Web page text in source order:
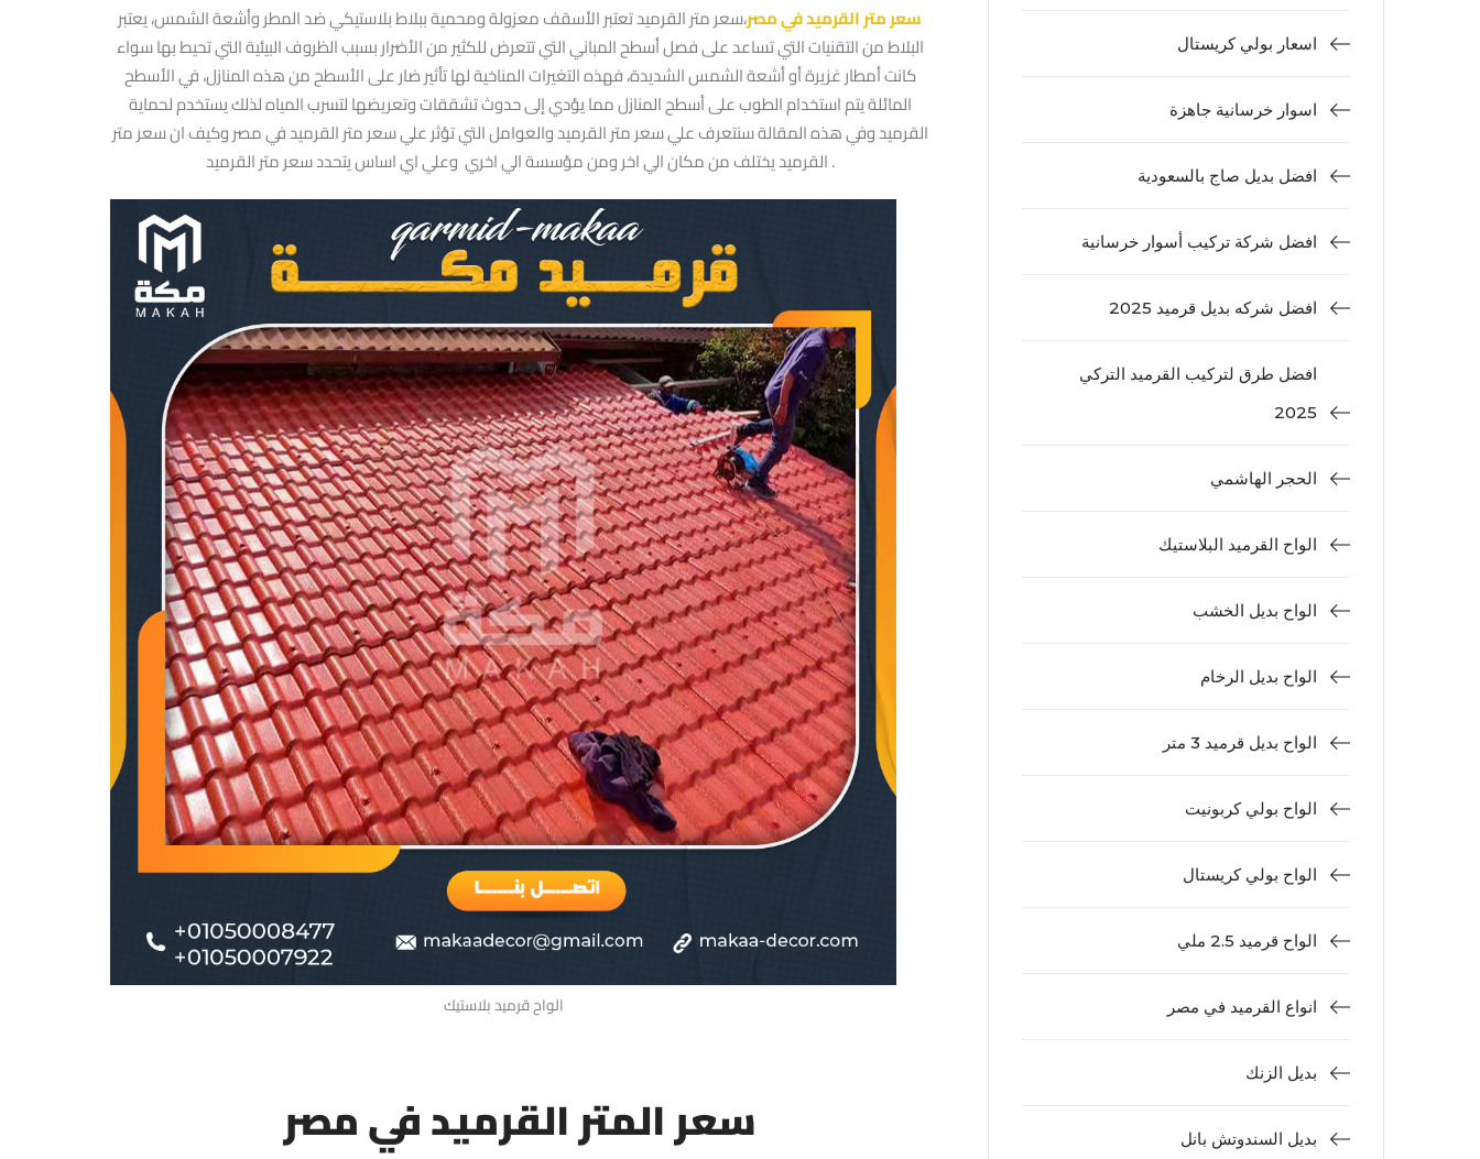
سعر متر القرميد في مصر،سعر متر القرميد تعتبر الأسقف معزولة ومحمية ببلاط بلاستيكي ضد المطر وأشعة الشمس، يعتبر
البلاط من التقنيات التي تساعد على فصل أسطح المباني التي تتعرض للكثير من الأضرار بسبب الظروف البيئية التي تحيط بها سواء
كانت أمطار غزيرة أو أشعة الشمس الشديدة، فهذه التغيرات المناخية لها تأثير ضار على الأسطح من هذه المنازل، في الأسطح
المائلة يتم استخدام الطوب على أسطح المنازل مما يؤدي إلى حدوث تشققات وتعريضها لتسرب المياه لذلك يستخدم لحماية
القرميد وفي هذه المقالة سنتعرف علي سعر متر القرميد والعوامل التي تؤثر علي سعر متر القرميد في مصر وكيف ان سعر متر
القرميد يختلف من مكان الي اخر ومن مؤسسة الي اخري وعلي اي اساس يتحدد سعر متر القرميد .
الواح قرميد بلاستيك
سعر المتر القرميد في مصر
اسعار بولي كريستال
اسوار خرسانية جاهزة
افضل بديل صاج بالسعودية
افضل شركة تركيب أسوار خرسانية
افضل شركه بديل قرميد 2025
افضل طرق لتركيب القرميد التركي
2025
الحجر الهاشمي
الواح القرميد البلاستيك
الواح بديل الخشب
الواح بديل الرخام
الواح بديل قرميد 3 متر
الواح بولي كربونيت
الواح بولي كريستال
الواح قرميد 2.5 ملي
انواع القرميد في مصر
بديل الزنك
بديل السندوتش بانل